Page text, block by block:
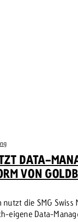
DATA-
VON
nutzt die SMG Swiss
eigene Data-